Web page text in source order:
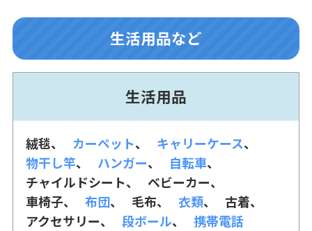
生活用品など
生活用品
絨毯 カーペット
キャリーケース
物干し竿
ハンガー
自転車
チャイルドシート
ベビーカー
車椅子
布団 毛布 衣類
古着
アクセサリー
段ボール 携帯電話